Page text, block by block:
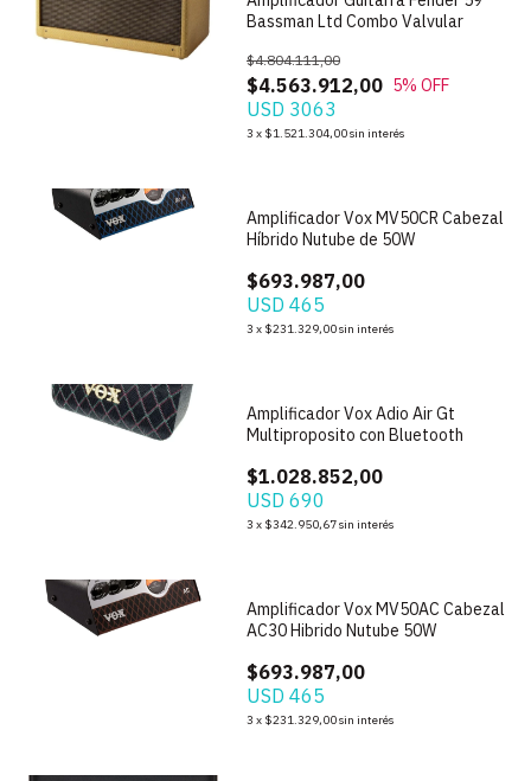
Bassman Ltd Combo Valvular
$4.563.912,00
$4.804.111,00
5% OFF
USD 3063
3 x $1.521.304,00sin interés
Amplificador Vox MV50CR Cabezal
Híbrido Nutube de 50W
$693.987,00
USD 465
3 x $231.329,00sin interés
Amplificador Vox Adio Air Gt
Multiproposito con Bluetooth
$1.028.852,00
USD 690
3 x $342.950,67sin interés
Amplificador Vox MV50AC Cabezal
AC30 Hibrido Nutube 50W
$693.987,00
USD 465
3 x $231.329,00sin interés